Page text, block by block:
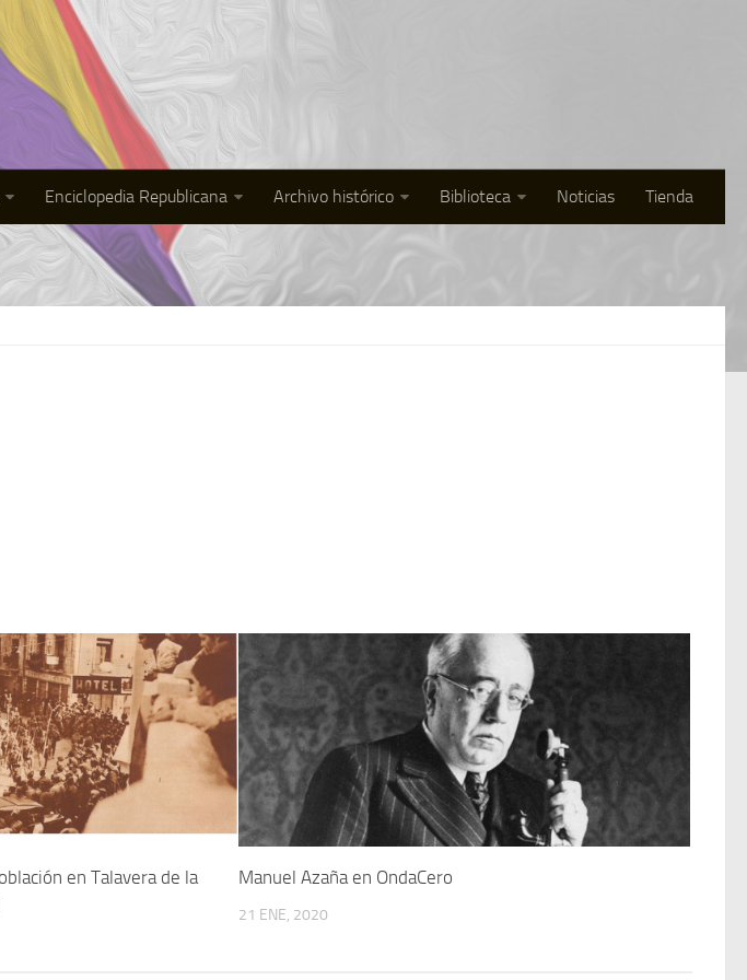
Enciclopedia Republicana Archivo histórico Biblioteca Noticias Tienda
en Talavera de la
Manuel Azaña en OndaCero
21 ENE, 2020